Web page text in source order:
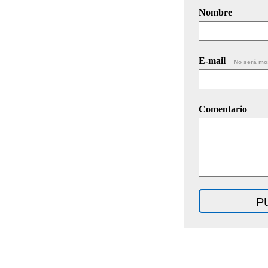
Nombre
E-mail No será
Comentario